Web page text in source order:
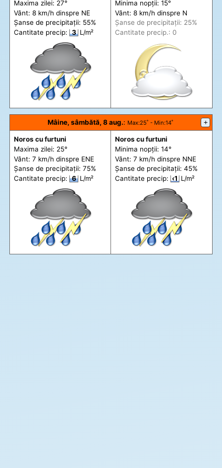
Maxima zilei: 27°
Vânt: 8 km/h dinspre NE
Șanse de precipitații: 55%
Cantitate precip:
3 L/m²
Minima nopții: 15°
Vânt: 8 km/h dinspre N
Șanse de precipitații: 25%
Cantitate precip.: 0
Mâine, sâmbătă, 8 aug.: Max:25˚ - Min:14˚ +
Noros cu furtuni
Maxima zilei: 25°
Vânt: 7 km/h dinspre ENE
Șanse de precipitații: 75%
Cantitate precip:
6 L/m²
Noros cu furtuni
Minima nopții: 14°
Vânt: 7 km/h dinspre NNE
Șanse de precipitații: 45%
Cantitate precip: ‹1 L/m²